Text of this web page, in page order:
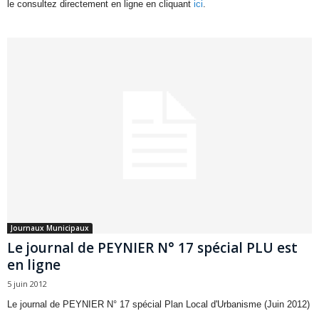
le consultez directement en ligne en cliquant ici
Journaux Municipaux
Le journal de PEYNIER N° 17 spécial PLU est
en ligne
5 juin 2012
Le journal de PEYNIER N° 17 spécial Plan Local d'Urbanisme (Juin 2012)